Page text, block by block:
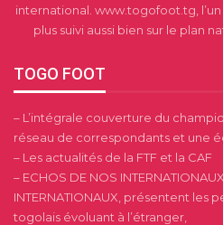
international. www.togofoot.tg,
plus suivi aussi bien sur le plan
TOGO FOOT
– L’intégrale couverture du
réseau de correspondants et une
– Les actualités de la FTF et la CAF
– ECHOS DE NOS
INTERNATIONAUX, présentent les
togolais évoluant à l’étranger,